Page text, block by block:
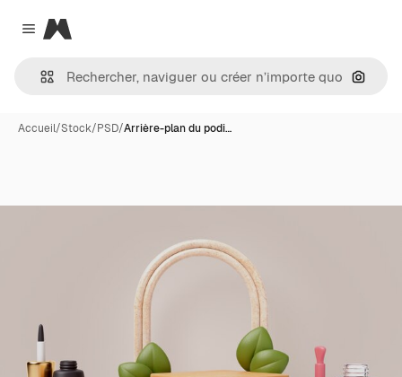
Close menu
Magnific
Accueil/Stock/PSD/Arrière-plan du podi…